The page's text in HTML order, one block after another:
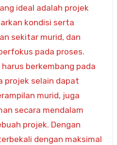
ideal adalah projek
kondisi serta
sekitar murid, dan
pada proses.
berkembang pada
projek selain dapat
murid, juga
secara mendalam
projek. Dengan
dengan maksimal